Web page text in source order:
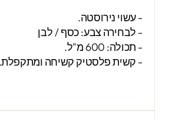
- עשוי נירוסטה.
- לבחירה צבע:כסף/ לבן
- תכולה: 600 מ"ל.
- קשית פלסטיק קשיחה ומתקפלת.